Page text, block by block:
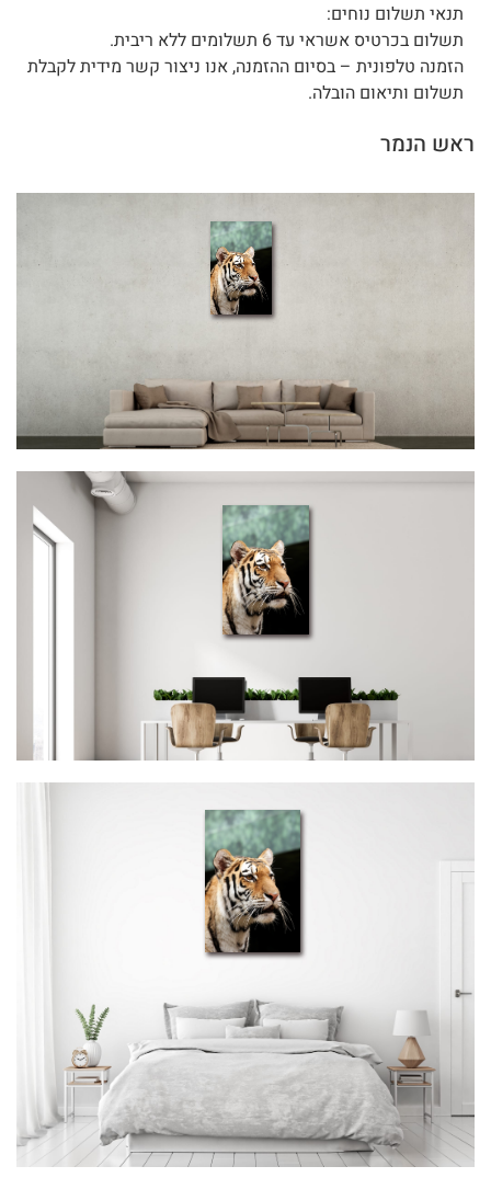
תנאי תשלום נוחים:
תשלום בכרטיס אשראי עד 6 תשלומים ללא ריבית.
הזמנה טלפונית – בסיום ההזמנה, אנו ניצור קשר מידית לקבלת
תשלום ותיאום הובלה.
ראש הנמר